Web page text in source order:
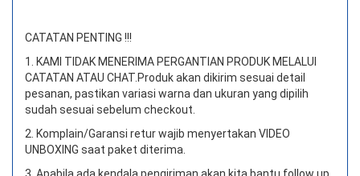
CATATAN PENTING !!!
1. KAMI TIDAK MENERIMA PERGANTIAN PRODUK MELALUI
CATATAN ATAU CHAT. Produk akan dikirim sesuai detail
pesanan, pastikan variasi warna dan ukuran yang dipilih
sudah sesuai sebelum checkout.
2. Komplain/Garansi retur wajib menyertakan VIDEO
UNBOXING saat paket diterima.